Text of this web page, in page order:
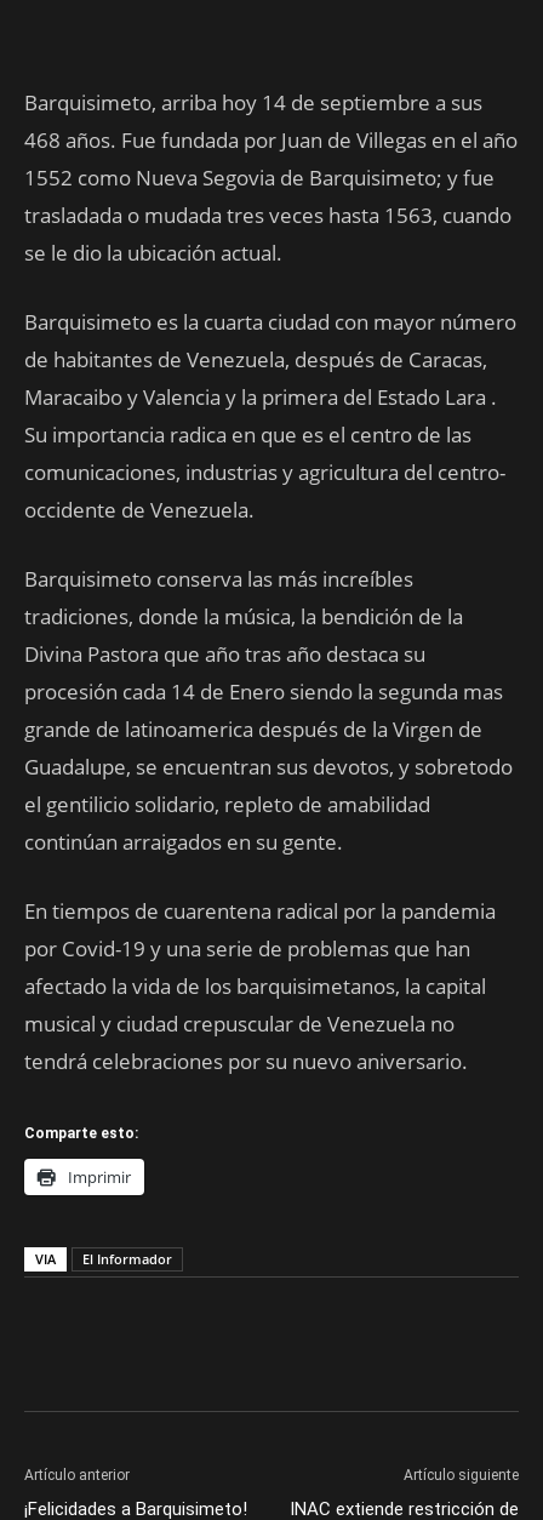
Barquisimeto, arriba hoy 14 de septiembre a sus
468 años. Fue fundada por Juan de Villegas en el año
1552 como Nueva Segovia de Barquisimeto; y fue
trasladada o mudada tres veces hasta 1563, cuando
se le dio la ubicación actual.
Barquisimeto es la cuarta ciudad con mayor número
de habitantes de Venezuela, después de Caracas,
Maracaibo y Valencia y la primera del Estado Lara .
Su importancia radica en que es el centro de las
comunicaciones, industrias y agricultura del centro-
occidente de Venezuela.
Barquisimeto conserva las más increíbles
tradiciones, donde la música, la bendición de la
Divina Pastora que año tras año destaca su
procesión cada 14 de Enero siendo la segunda mas
grande de latinoamerica después de la Virgen de
Guadalupe, se encuentran sus devotos, y sobretodo
el gentilicio solidario, repleto de amabilidad
continúan arraigados en su gente.
En tiempos de cuarentena radical por la pandemia
por Covid-19 y una serie de problemas que han
afectado la vida de los barquisimetanos, la capital
musical y ciudad crepuscular de Venezuela no
tendrá celebraciones por su nuevo aniversario.
Comparte esto:
Imprimir
VIA El Informador
Artículo anterior
¡Felicidades a Barquisimeto!
Artículo siguiente
INAC extiende restricción de